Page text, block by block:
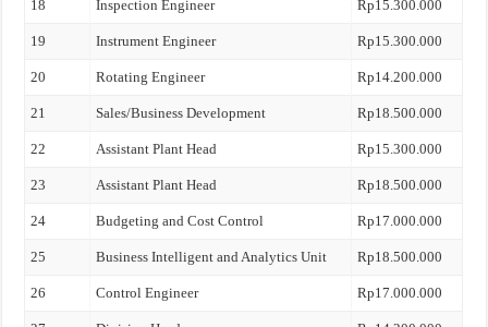
18 Inspection Engineer Rp15.300.000
19 Instrument Engineer Rp15.300.000
20 Rotating Engineer Rp14.200.000
21 Sales/Business Development Rp18.500.000
22 Assistant Plant Head Rp15.300.000
23 Assistant Plant Head Rp18.500.000
24 Budgeting and Cost Control Rp17.000.000
25 Business Intelligent and Analytics Unit Rp18.500.000
26 Control Engineer Rp17.000.000